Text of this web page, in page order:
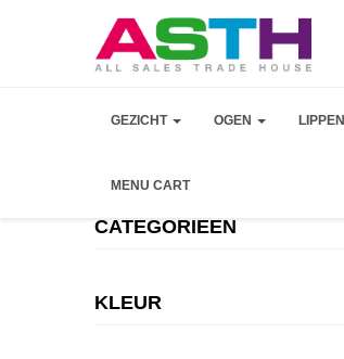
GEZICHT OGEN LIPPEN
MENU CART
CATEGORIEEN
KLEUR